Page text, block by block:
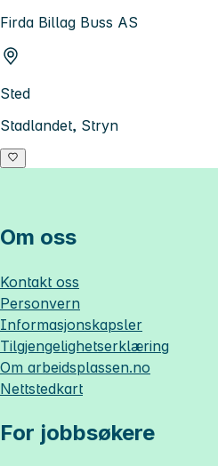
Firda Billag Buss AS
Sted
Stadlandet, Stryn
Om oss
Kontakt oss
Personvern
Informasjonskapsler
Tilgjengelighetserklæring
Om arbeidsplassen.no
Nettstedkart
For jobbsøkere